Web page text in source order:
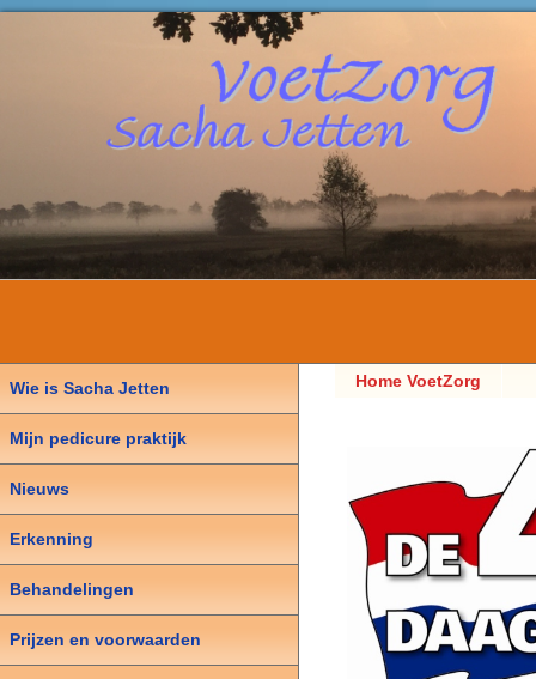
Home VoetZorg
Wie is Sacha Jetten
Mijn pedicure praktijk
Nieuws
Erkenning
Behandelingen
Prijzen en voorwaarden